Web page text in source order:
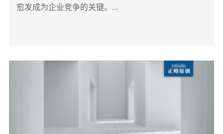
愈发成为企业竞争的关键。...